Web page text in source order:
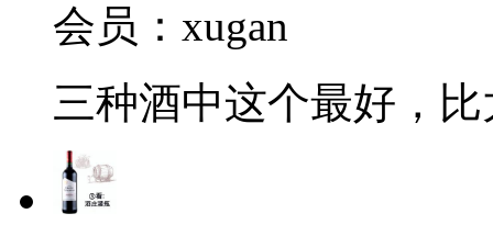
会员：xugan
三种酒中这个最好，